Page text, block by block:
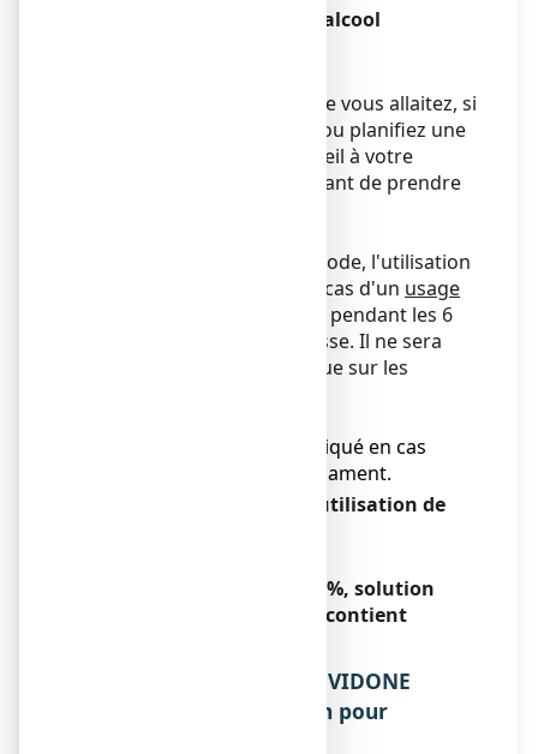
aliments, boissons et de l’alcool
Si vous êtes enceinte ou que vous allaitez, si
vous pensez être enceinte ou planifiez une
grossesse, demandez conseil à votre
médecin ou pharmacien avant de prendre
En raison de la présence d'iode, l'utilisation
de ce médicament, dans le cas d'un usage
, est contre-indiquée pendant les 6
derniers mois de la grossesse. Il ne sera
que sur les
L'allaitement est contre-indiqué en cas
d'usage répété de ce médicament.
Conduite de véhicules et utilisation de
%, solution
pour application cutanée contient
3. COMMENT UTILISER POVIDONE
IODEE TEVA 10 %, solution pour